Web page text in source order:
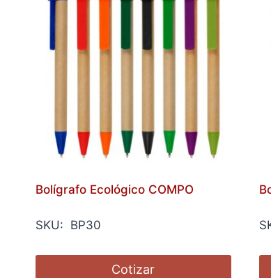
Bolígrafo Ecológico COMPO
SKU: BP30
Cotizar